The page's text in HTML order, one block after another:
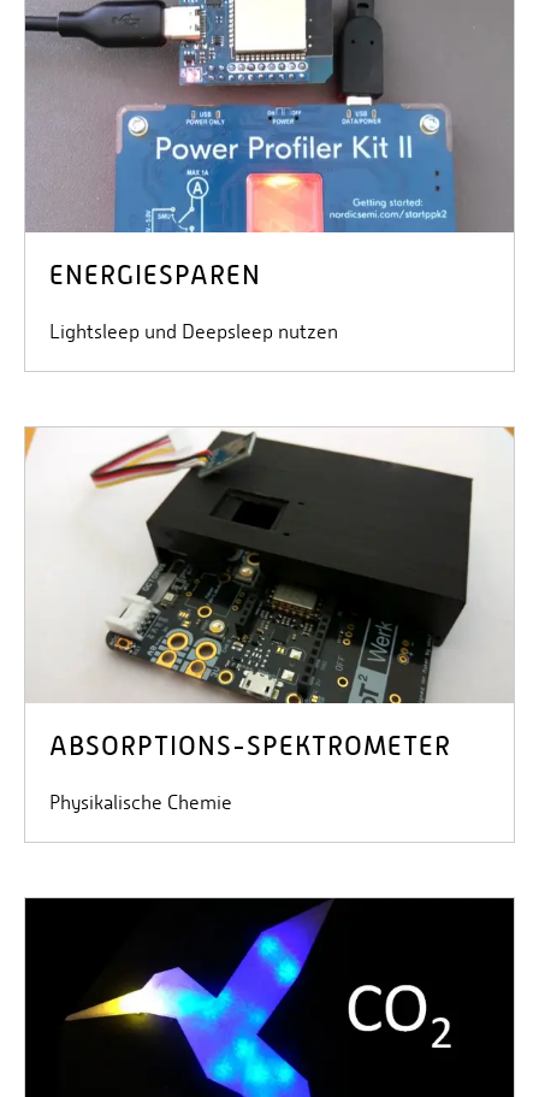
ENERGIESPAREN
Lightsleep und Deepsleep nutzen
ABSORPTIONS-SPEKTROMETER
Physikalische Chemie